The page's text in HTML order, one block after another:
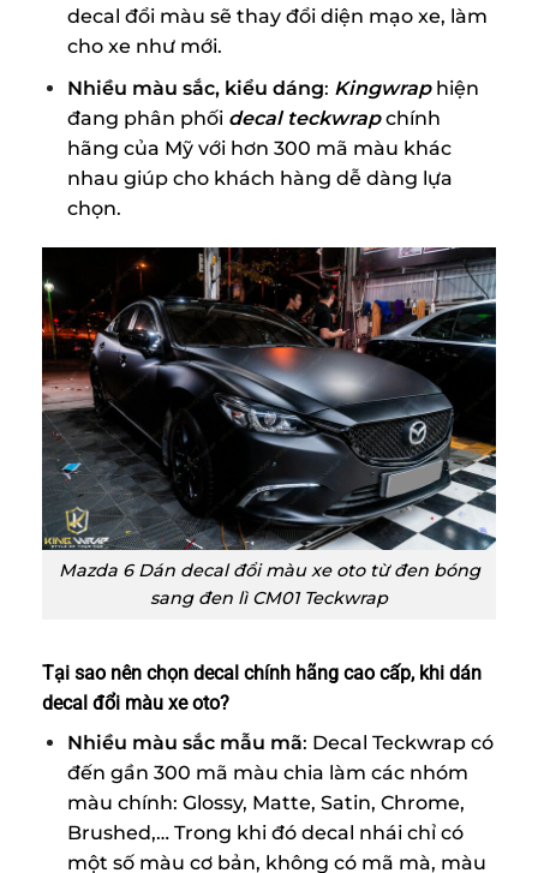
decal đổi màu sẽ thay đổi diện mạo xe, làm
cho xe như mới.
Nhiều màu sắc, kiểu dáng: Kingwraphiện
đang phân phối decal teckwrapchính
hãng của Mỹ với hơn 300 mã màu khác
nhau giúp cho khách hàng dễ dàng lựa
chọn.
Mazda 6 Dán decal đổi màu xe oto từ đen bóng
sang đen lì CM01 Teckwrap
Tại sao nên chọn decal chính hãng cao cấp, khi dán
decal đổi màu xe oto?
Nhiều màu sắc mẫu mã: Decal Teckwrap có
đến gần 300 mã màu chia làm các nhóm
màu chính: Glossy, Matte, Satin, Chrome,
Brushed,… Trong khi đó decal nhái chỉ có
một số màu cơ bản, không có mã mà, màu